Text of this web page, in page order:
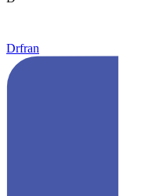
Drfran